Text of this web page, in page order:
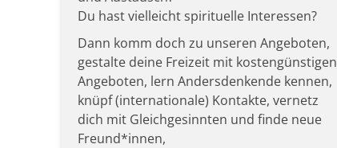
Du hast vielleicht spirituelle Interessen?
Dann komm doch zu unseren Angeboten,
gestalte deine Freizeit mit kostengünstigen
Angeboten, lern Andersdenkende kennen,
knüpf (internationale) Kontakte, vernetz
dich mit Gleichgesinnten und finde neue
Freund*innen,